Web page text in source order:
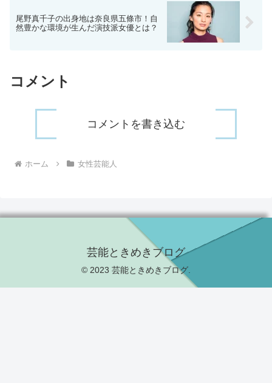
尾野真千子の出身地は奈良県五條市！自
然豊かな環境が生んだ演技派女優とは？
コメント
コメントを書き込む
ホーム 女性芸能人
芸能ときめきブログ
© 2023 芸能ときめきブログ.